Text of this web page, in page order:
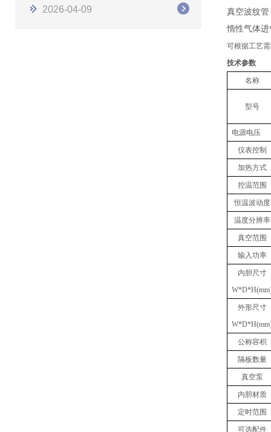
2026-04-09
真空波纹
惰性气体
可根据工艺
技术参数
名称
型号
电源电压
仪表控制
加热方式
控温范围
恒温波动度
温度分辨率
真空范围
输入功率
内胆尺寸
W*D*
外形尺寸
W*D*
公称容积
隔板数量
真空泵
内胆材质
定时范围
可选配件